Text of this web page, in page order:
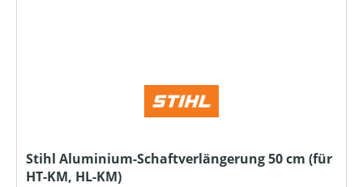
Stihl Aluminium-Schaftverlängerung 50 cm (für
HT-KM, HL-KM)